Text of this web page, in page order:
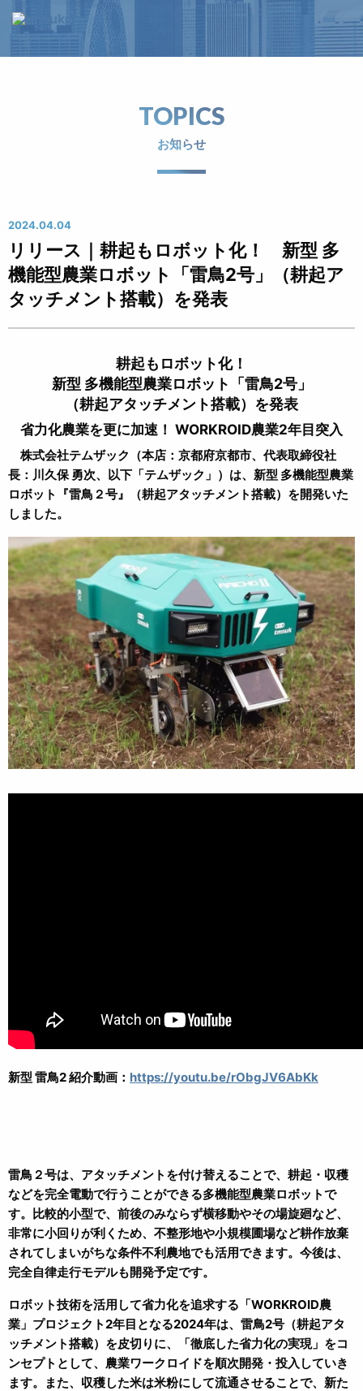
TOPICS
お知らせ
2024.04.04
リリース｜耕起もロボット化！ 新型 多
機能型農業ロボット「雷鳥2号」（耕起ア
タッチメント搭載）を発表
耕起もロボット化！
新型 多機能型農業ロボット「雷鳥2号」
（耕起アタッチメント搭載）を発表
省力化農業を更に加速！ WORKROID農業2年目突入
株式会社テムザック（本店：京都府京都市、代表取締役社
長：川久保 勇次、以下「テムザック」）は、新型 多機能型農業
ロボット『雷鳥２号』（耕起アタッチメント搭載）を開発いた
しました。
新型 雷鳥2 紹介動画： https://youtu.be/rObgJV6AbKk
雷鳥２号は、アタッチメントを付け替えることで、耕起・収穫
などを完全電動で行うことができる多機能型農業ロボットで
す。比較的小型で、前後のみならず横移動やその場旋廻など、
非常に小回りが利くため、不整形地や小規模圃場など耕作放棄
されてしまいがちな条件不利農地でも活用できます。今後は、
完全自律走行モデルも開発予定です。
ロボット技術を活用して省力化を追求する「WORKROID農
業」プロジェクト2年目となる2024年は、雷鳥2号（耕起アタ
ッチメント搭載）を皮切りに、「徹底した省力化の実現」をコ
ンセプトとして、農業ワークロイドを順次開発・投入していき
ます。また、収穫した米は米粉にして流通させることで、新た